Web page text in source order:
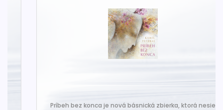
Príbeh bez konca je nová básnická zbierka, ktorá nesie